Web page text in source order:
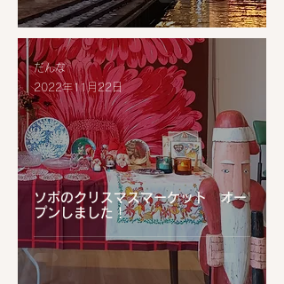
ソポのクリスマスマーケット オー
プンしました！
だんな
2022年11月22日